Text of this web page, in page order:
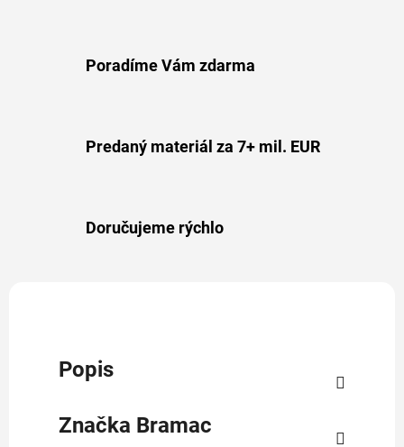
Poradíme Vám zdarma
Predaný materiál za 7+ mil. EUR
Doručujeme rýchlo
Popis
Značka Bramac